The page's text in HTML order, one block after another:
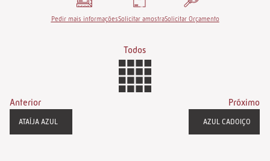
Pedir mais informaçõesSolicitar amostraSolicitar Orçamento
Anterior
ATAÍJA AZUL
Próximo
AZUL CADOIÇO
Todos